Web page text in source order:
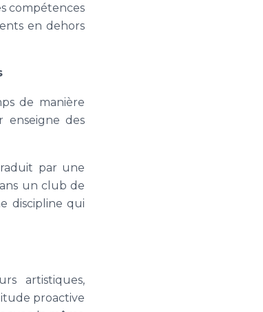
compétences
en dehors
de manière
enseigne des
par une
un club de
discipline qui
artistiques,
proactive